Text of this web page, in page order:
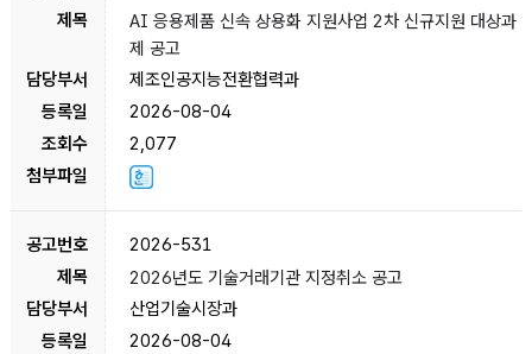
AI 응용제품 신속 상용화 지원사업 2차 신규지원 대상과
제 공고
제조인공지능전환협력과
2026-08-04
2,077
2026-531
2026년도 기술거래기관 지정취소 공고
산업기술시장과
2026-08-04